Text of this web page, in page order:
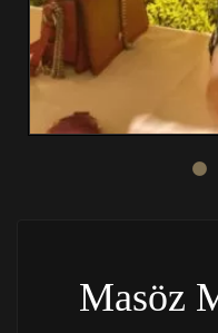
Masöz